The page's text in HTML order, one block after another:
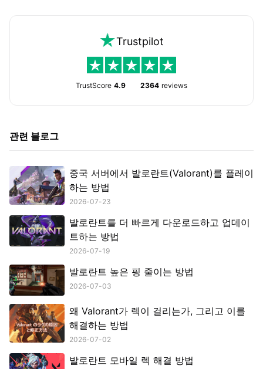
Trustpilot
TrustScore 4.9 2364 reviews
관련 블로그
중국 서버에서 발로란트(Valorant)를 플레이
하는 방법
2026-07-23
발로란트를 더 빠르게 다운로드하고 업데이
트하는 방법
2026-07-19
발로란트 높은 핑 줄이는 방법
2026-07-03
왜 Valorant가 렉이 걸리는가, 그리고 이를
해결하는 방법
2026-07-02
발로란트 모바일 렉 해결 방법